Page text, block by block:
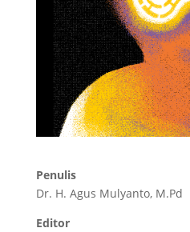
Penulis
Dr. H. Agus Mulyanto, M.Pd
Editor